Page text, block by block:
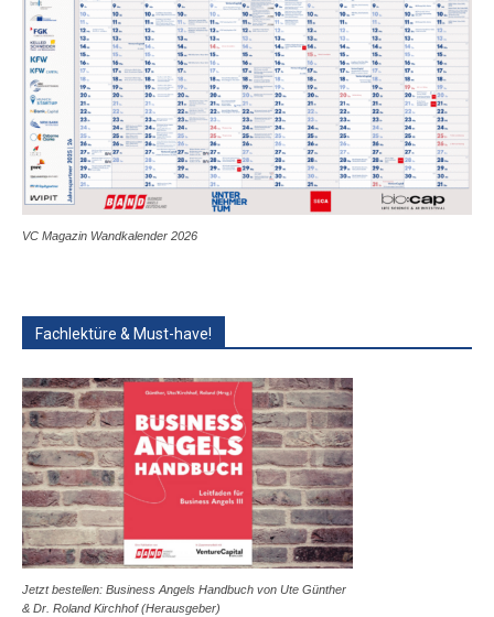
VC Magazin Wandkalender 2026
Fachlektüre & Must-have!
Jetzt bestellen: Business Angels Handbuch von Ute Günther
& Dr. Roland Kirchhof (Herausgeber)